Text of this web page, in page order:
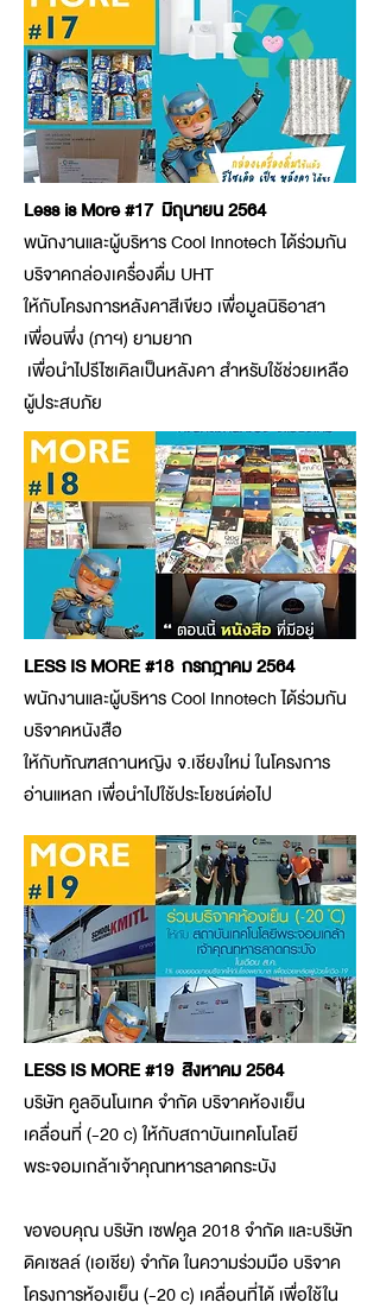
Less is More #17 มิถุนายน 2564
พนักงานและผู้บริหาร Cool Innotech ได้ร่วมกัน
บริจาคกล่องเครื่องดื่ม UHT
ให้กับโครงการหลังคาสีเขียว เพื่อมูลนิธิอาสา
เพื่อนพึ่ง (ภาฯ) ยามยาก
เพื่อนำไปรีไซเคิลเป็นหลังคา สำหรับใช้ช่วยเหลือ
ผู้ประสบภัย
LESS IS MORE #18 กรกฎาคม 2564
พนักงานและผู้บริหาร Cool Innotech ได้ร่วมกัน
บริจาคหนังสือ
ให้กับทัณฑสถานหญิง จ.เชียงใหม่ ในโครงการ
อ่านแหลก เพื่อนำไปใช้ประโยชน์ต่อไป
LESS IS MORE #19 สิงหาคม 2564
บริษัท คูลอินโนเทค จำกัด บริจาคห้องเย็น
เคลื่อนที่ (-20 c) ให้กับสถาบันเทคโนโลยี
พระจอมเกล้าเจ้าคุณทหารลาดกระบัง
ขอขอบคุณ บริษัท เซฟคูล 2018 จำกัด และบริษัท
ดิคเซลล์ (เอเชีย) จำกัด ในความร่วมมือ บริจาค
โครงการห้องเย็น (-20 c) เคลื่อนที่ได้ เพื่อใช้ใน